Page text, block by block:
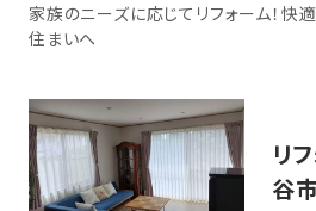
家族のニーズに応じてリフォーム！快
住まいへ
リ
谷